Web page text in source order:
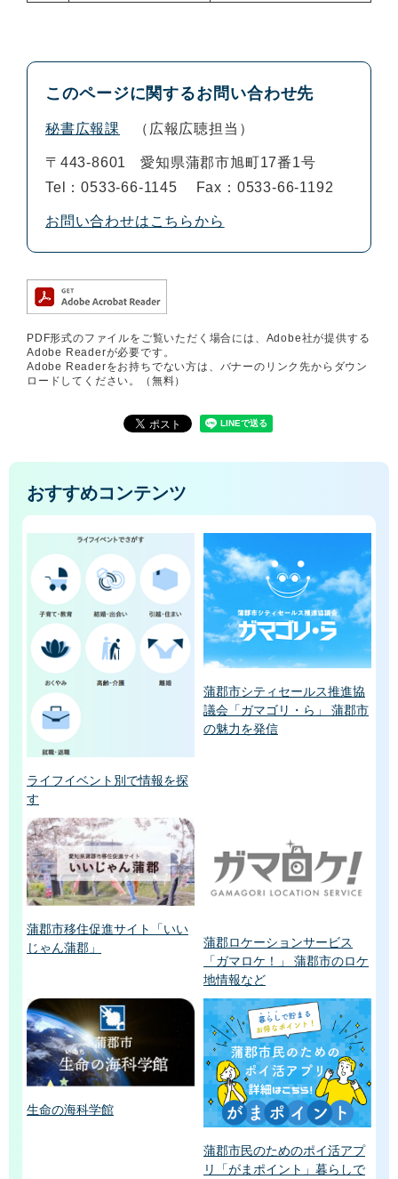
このページに関するお問い合わせ先
秘書広報課 広報広聴担当
〒443-8601
愛知県蒲郡市旭町17番1号
Tel：0533-66-1145
Fax：0533-66-1192
お問い合わせはこちらから
PDF形式のファイルをご覧いただく場合には、Adobe社が提供する
Adobe Readerが必要です。
Adobe Readerをお持ちでない方は、バナーのリンク先からダウン
ロードしてください。（無料）
おすすめコンテンツ
ライフイベント別で情報を探
す
蒲郡市シティセールス推進協
議会「ガマゴリ・ら」 蒲郡市
の魅力を発信
蒲郡市移住促進サイト「いい
じゃん蒲郡」
蒲郡ロケーションサービス
「ガマロケ！」 蒲郡市のロケ
地情報など
生命の海科学館
蒲郡市民のためのポイ活アプ
リ「がまポイント」暮らしで